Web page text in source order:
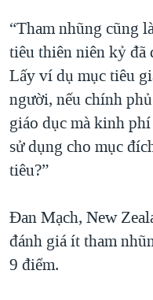
“Tham nhũng cũng
tiêu thiên niên kỷ đã
Lấy ví dụ mục tiêu
người, nếu chính
giáo dục mà kinh
sử dụng cho mục
tiêu?”
Đan Mạch, New
đánh giá ít tham
9 điểm.